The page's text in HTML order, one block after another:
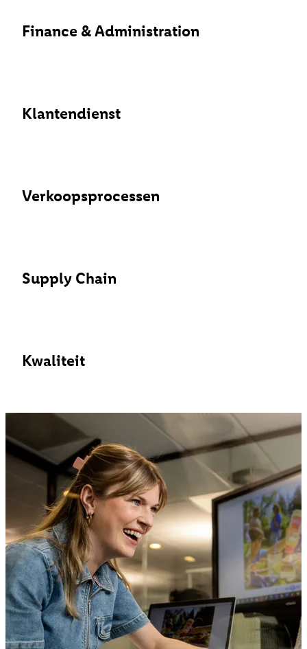
Finance & Administration
Klantendienst
Verkoopsprocessen
Supply Chain
Kwaliteit